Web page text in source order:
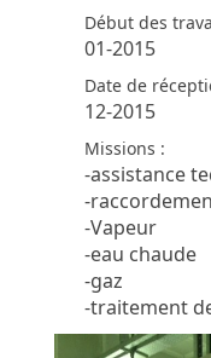
Début des
01-2015
Date de
12-2015
Missions :
-assistance
-
-Vapeur
-eau chaude
-gaz
-traitement